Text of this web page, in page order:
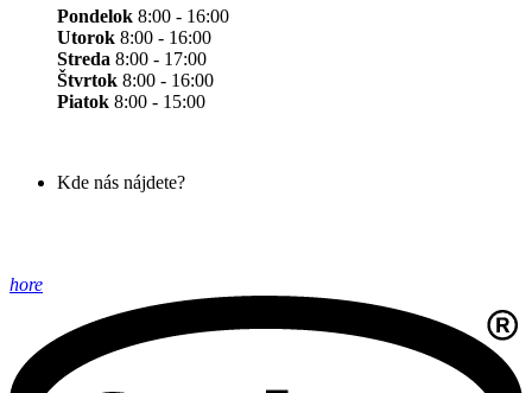
Pondelok 8:00 - 16:00
Utorok 8:00 - 16:00
Streda 8:00 - 17:00
Štvrtok 8:00 - 16:00
Piatok 8:00 - 15:00
Kde nás nájdete?
hore